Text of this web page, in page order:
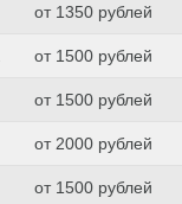
от 1350 рублей
от 1500 рублей
от 1500 рублей
от 2000 рублей
от 1500 рублей